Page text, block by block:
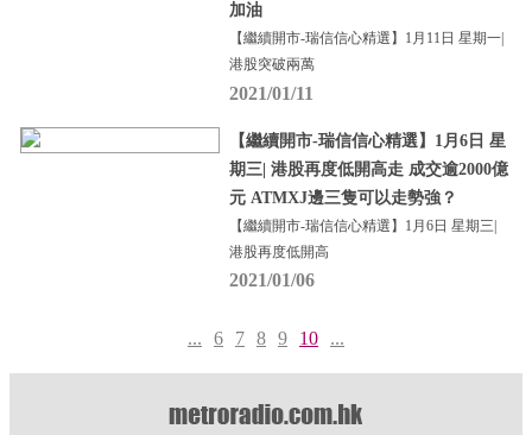
加油
【繼續開市-瑞信信心精選】1月11日 星期一|
港股突破兩萬
2021/01/11
【繼續開市-瑞信信心精選】1月6日 星
期三| 港股再度低開高走 成交逾2000億
元 ATMXJ邊三隻可以走勢強？
【繼續開市-瑞信信心精選】1月6日 星期三|
港股再度低開高
2021/01/06
... 6 7 8 9 10 ...